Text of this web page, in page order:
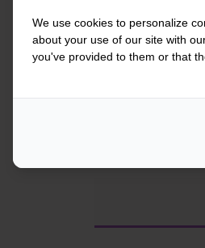
We use cookies to personalize
about your use of our site with
you've provided to them or that